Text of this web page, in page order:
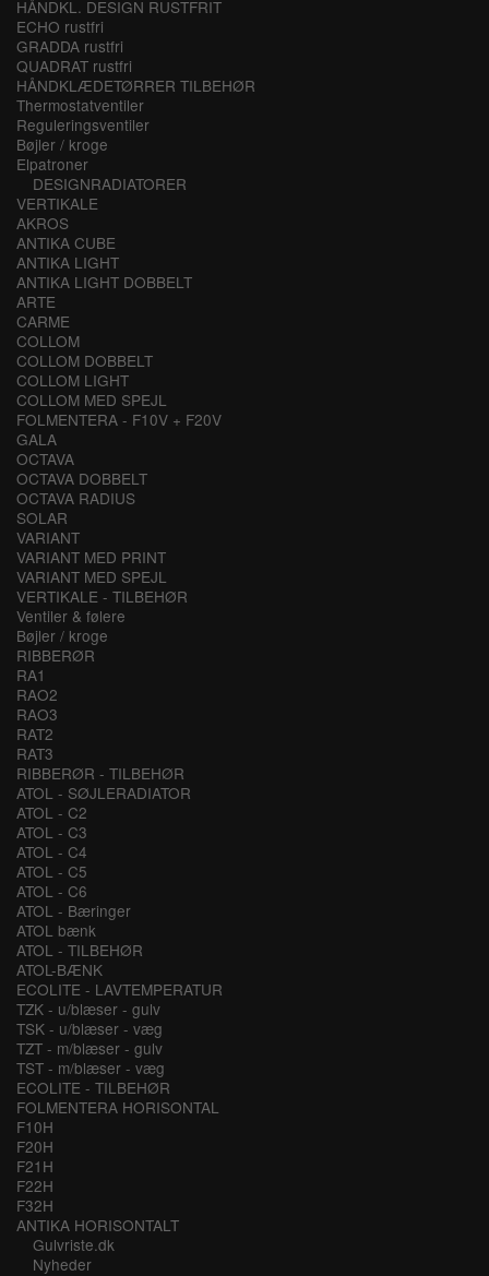
HÅNDKL. DESIGN RUSTFRIT
ECHO rustfri
GRADDA rustfri
QUADRAT rustfri
HÅNDKLÆDETØRRER TILBEHØR
Thermostatventiler
Reguleringsventiler
Bøjler / kroge
Elpatroner
DESIGNRADIATORER
VERTIKALE
AKROS
ANTIKA CUBE
ANTIKA LIGHT
ANTIKA LIGHT DOBBELT
ARTE
CARME
COLLOM
COLLOM DOBBELT
COLLOM LIGHT
COLLOM MED SPEJL
FOLMENTERA - F10V + F20V
GALA
OCTAVA
OCTAVA DOBBELT
OCTAVA RADIUS
SOLAR
VARIANT
VARIANT MED PRINT
VARIANT MED SPEJL
VERTIKALE - TILBEHØR
Ventiler & følere
Bøjler / kroge
RIBBERØR
RA1
RAO2
RAO3
RAT2
RAT3
RIBBERØR - TILBEHØR
ATOL - SØJLERADIATOR
ATOL - C2
ATOL - C3
ATOL - C4
ATOL - C5
ATOL - C6
ATOL - Bæringer
ATOL bænk
ATOL - TILBEHØR
ATOL-BÆNK
ECOLITE - LAVTEMPERATUR
TZK - u/blæser - gulv
TSK - u/blæser - væg
TZT - m/blæser - gulv
TST - m/blæser - væg
ECOLITE - TILBEHØR
FOLMENTERA HORISONTAL
F10H
F20H
F21H
F22H
F32H
ANTIKA HORISONTALT
Gulvriste.dk
Nyheder